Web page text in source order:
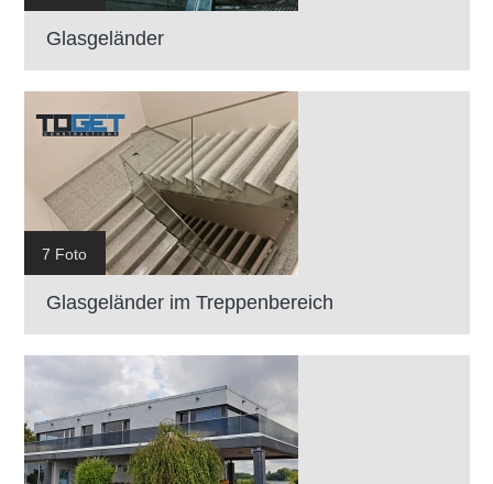
Glasgeländer
7 Foto
Glasgeländer im Treppenbereich